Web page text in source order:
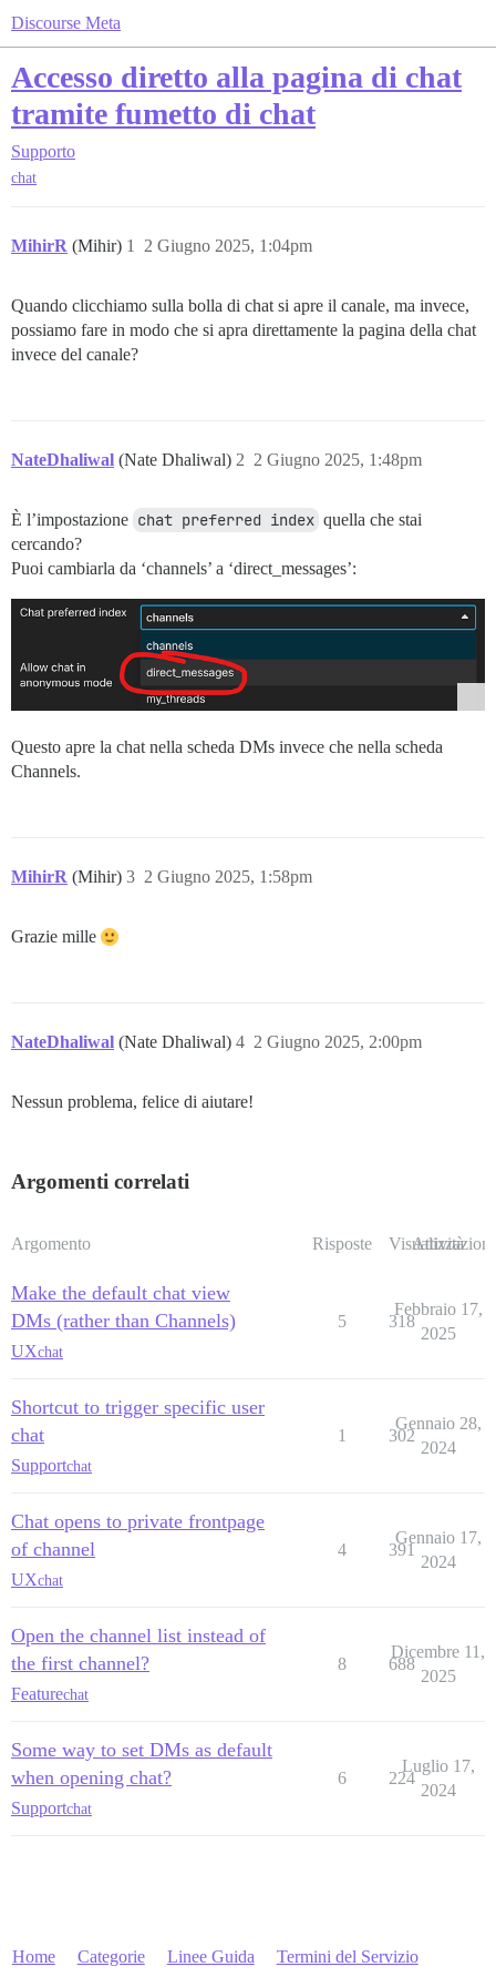
Discourse Meta
Accesso diretto alla pagina di chat
tramite fumetto di chat
Supporto
chat
MihirR (Mihir) 2 Giugno 2025, 1:04pm
1
Quando clicchiamo sulla bolla di chat si apre il canale, ma invece,
possiamo fare in modo che si apra direttamente la pagina della chat
invece del canale?
NateDhaliwal (Nate Dhaliwal) 2 Giugno 2025, 1:48pm
2
È l’impostazione chat preferred index quella che stai
cercando?
Puoi cambiarla da ‘channels’ a ‘direct_messages’:
Questo apre la chat nella scheda DMs invece che nella scheda
Channels.
MihirR (Mihir) 2 Giugno 2025, 1:58pm
3
Grazie mille
NateDhaliwal (Nate Dhaliwal) 2 Giugno 2025, 2:00pm
4
Nessun problema, felice di aiutare!
Argomenti correlati
Argomento Risposte Visualizzazioni
Attività
Make the default chat view
DMs (rather than Channels)
UXchat
5 318
Febbraio 17,
2025
Shortcut to trigger specific user
chat
Supportchat
1 302
Gennaio 28,
2024
Chat opens to private frontpage
of channel
UXchat
4 391
Gennaio 17,
2024
Open the channel list instead of
the first channel?
Featurechat
8 688
Dicembre 11,
2025
Some way to set DMs as default
when opening chat?
Supportchat
6 224
Luglio 17,
2024
Home Categorie Linee Guida Termini del Servizio